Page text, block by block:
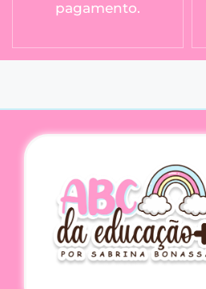
pagamento.